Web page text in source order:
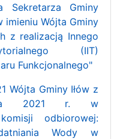
Sekretarza Gminy
imieniu Wójta Gminy
z realizacją Innego
(IIT)
Funkcjonalnego"
Wójta Gminy Iłów z
2021 r. w
odbiorowej:
Wody w